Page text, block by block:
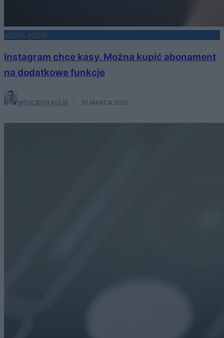
SOCIAL MEDIA
Instagram chce kasy. Można kupić abonament
na dodatkowe funkcje
WOJCIECH KULIK 31 MARCA 2026